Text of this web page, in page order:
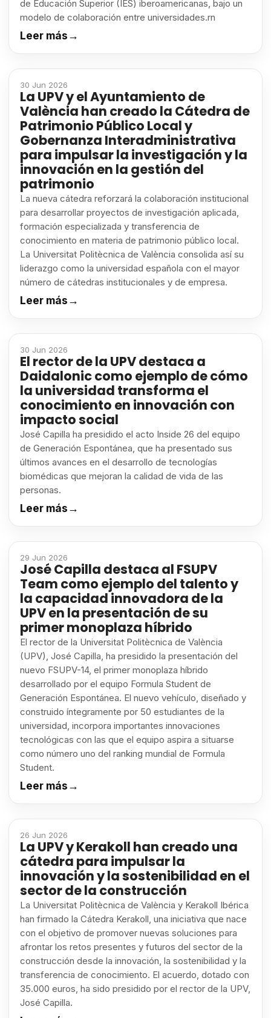
de Educación Superior (IES) iberoamericanas, bajo un
modelo de colaboración entre universidades.rn
Leer más→
30 Jun 2026
La UPV y el Ayuntamiento de
València han creado la Cátedra de
Patrimonio Público Local y
Gobernanza Interadministrativa
para impulsar la investigación y la
innovación en la gestión del
patrimonio
La nueva cátedra reforzará la colaboración institucional
para desarrollar proyectos de investigación aplicada,
formación especializada y transferencia de
conocimiento en materia de patrimonio público local.
La Universitat Politècnica de València consolida así su
liderazgo como la universidad española con el mayor
número de cátedras institucionales y de empresa.
Leer más→
30 Jun 2026
El rector de la UPV destaca a
Daidalonic como ejemplo de cómo
la universidad transforma el
conocimiento en innovación con
impacto social
José Capilla ha presidido el acto Inside 26 del equipo
de Generación Espontánea, que ha presentado sus
últimos avances en el desarrollo de tecnologías
biomédicas que mejoran la calidad de vida de las
personas.
Leer más→
29 Jun 2026
José Capilla destaca al FSUPV
Team como ejemplo del talento y
la capacidad innovadora de la
UPV en la presentación de su
primer monoplaza híbrido
El rector de la Universitat Politècnica de València
(UPV), José Capilla, ha presidido la presentación del
nuevo FSUPV-14, el primer monoplaza híbrido
desarrollado por el equipo Formula Student de
Generación Espontánea. El nuevo vehículo, diseñado y
construido íntegramente por 50 estudiantes de la
universidad, incorpora importantes innovaciones
tecnológicas con las que el equipo aspira a situarse
como número uno del ranking mundial de Formula
Student.
Leer más→
26 Jun 2026
La UPV y Kerakoll han creado una
cátedra para impulsar la
innovación y la sostenibilidad en el
sector de la construcción
La Universitat Politècnica de València y Kerakoll Ibérica
han firmado la Cátedra Kerakoll, una iniciativa que nace
con el objetivo de promover nuevas soluciones para
afrontar los retos presentes y futuros del sector de la
construcción desde la innovación, la sostenibilidad y la
transferencia de conocimiento. El acuerdo, dotado con
35.000 euros, ha sido presidido por el rector de la UPV,
José Capilla.